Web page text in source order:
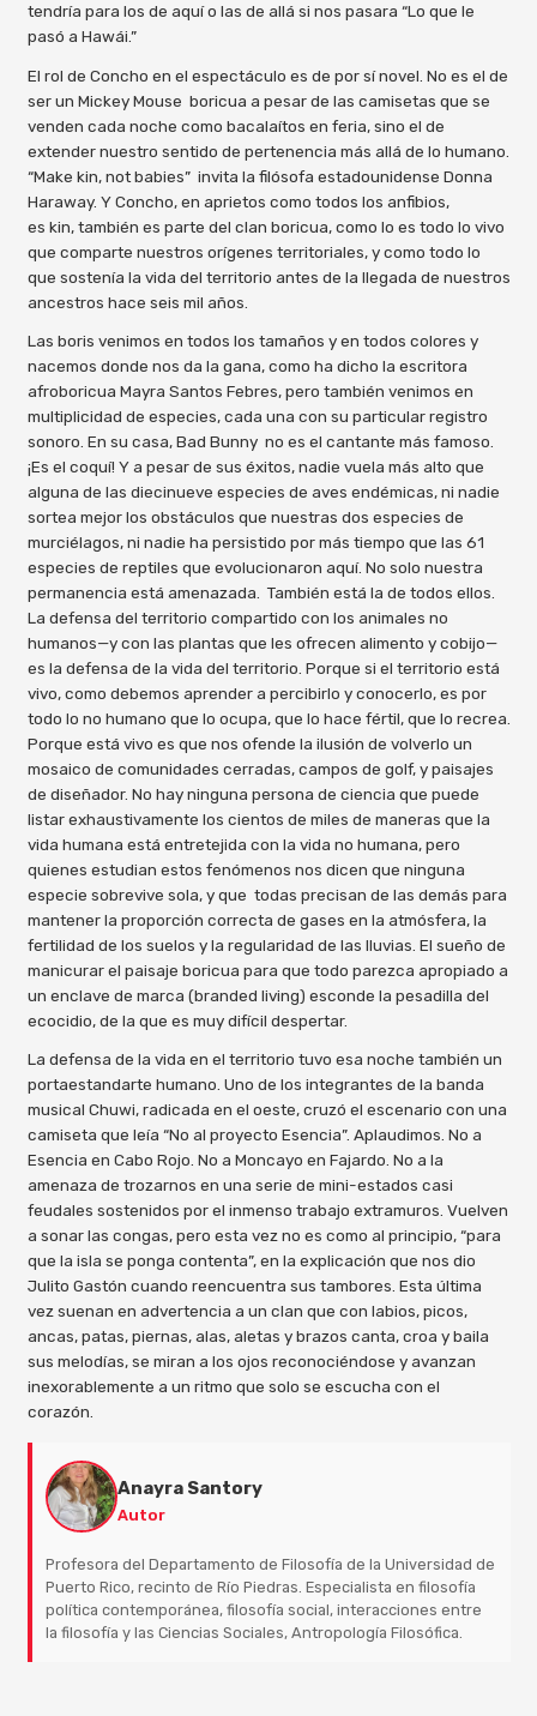
tendría para los de aquí o las de allá si nos pasara “Lo que le
pasó a Hawái.”
El rol de Concho en el espectáculo es de por sí novel. No es el de
ser un Mickey Mouse boricua a pesar de las camisetas que se
venden cada noche como bacalaítos en feria, sino el de
extender nuestro sentido de pertenencia más allá de lo humano.
“Make kin, not babies” invita la filósofa estadounidense Donna
Haraway. Y Concho, en aprietos como todos los anfibios,
es kin, también es parte del clan boricua, como lo es todo lo vivo
que comparte nuestros orígenes territoriales, y como todo lo
que sostenía la vida del territorio antes de la llegada de nuestros
ancestros hace seis mil años.
Las boris venimos en todos los tamaños y en todos colores y
nacemos donde nos da la gana, como ha dicho la escritora
afroboricua Mayra Santos Febres, pero también venimos en
multiplicidad de especies, cada una con su particular registro
sonoro. En su casa, Bad Bunny no es el cantante más famoso.
¡Es el coquí! Y a pesar de sus éxitos, nadie vuela más alto que
alguna de las diecinueve especies de aves endémicas, ni nadie
sortea mejor los obstáculos que nuestras dos especies de
murciélagos, ni nadie ha persistido por más tiempo que las 61
especies de reptiles que evolucionaron aquí. No solo nuestra
permanencia está amenazada. También está la de todos ellos.
La defensa del territorio compartido con los animales no
humanos—y con las plantas que les ofrecen alimento y cobijo—
es la defensa de la vida del territorio. Porque si el territorio está
vivo, como debemos aprender a percibirlo y conocerlo, es por
todo lo no humano que lo ocupa, que lo hace fértil, que lo recrea.
Porque está vivo es que nos ofende la ilusión de volverlo un
mosaico de comunidades cerradas, campos de golf, y paisajes
de diseñador. No hay ninguna persona de ciencia que puede
listar exhaustivamente los cientos de miles de maneras que la
vida humana está entretejida con la vida no humana, pero
quienes estudian estos fenómenos nos dicen que ninguna
especie sobrevive sola, y que todas precisan de las demás para
mantener la proporción correcta de gases en la atmósfera, la
fertilidad de los suelos y la regularidad de las lluvias. El sueño de
manicurar el paisaje boricua para que todo parezca apropiado a
un enclave de marca (branded living) esconde la pesadilla del
ecocidio, de la que es muy difícil despertar.
La defensa de la vida en el territorio tuvo esa noche también un
portaestandarte humano. Uno de los integrantes de la banda
musical Chuwi, radicada en el oeste, cruzó el escenario con una
camiseta que leía “No al proyecto Esencia”. Aplaudimos. No a
Esencia en Cabo Rojo. No a Moncayo en Fajardo. No a la
amenaza de trozarnos en una serie de mini-estados casi
feudales sostenidos por el inmenso trabajo extramuros. Vuelven
a sonar las congas, pero esta vez no es como al principio, “para
que la isla se ponga contenta”, en la explicación que nos dio
Julito Gastón cuando reencuentra sus tambores. Esta última
vez suenan en advertencia a un clan que con labios, picos,
ancas, patas, piernas, alas, aletas y brazos canta, croa y baila
sus melodías, se miran a los ojos reconociéndose y avanzan
inexorablemente a un ritmo que solo se escucha con el
corazón.
Anayra Santory
Autor
Profesora del Departamento de Filosofía de la Universidad de
Puerto Rico, recinto de Río Piedras. Especialista en filosofía
política contemporánea, filosofía social, interacciones entre
la filosofía y las Ciencias Sociales, Antropología Filosófica.